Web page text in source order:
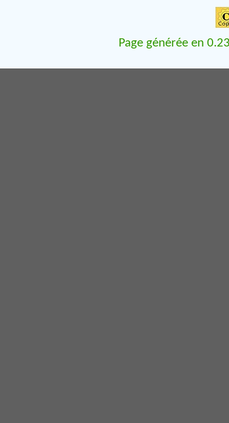
Page générée en